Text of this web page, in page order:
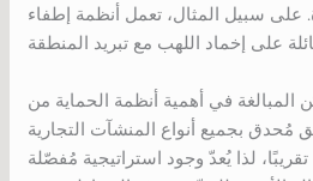
على سبيل المثال، تعمل أنظمة إطفاء
المبالغة في أهمية أنظمة الحماية من
مُحدق بجميع أنواع المنشآت التجارية
تقريبًا، لذا يُعدّ وجود استراتيجية مُفصّلة